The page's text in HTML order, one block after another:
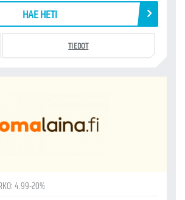
HAE HETI
TIEDOT
4.99-20%